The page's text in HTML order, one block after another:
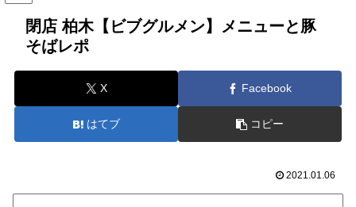
閉店 柏木【ビブグルメン】メニューと豚
そばレポ
X Facebook
はてブ コピー
2021.01.06